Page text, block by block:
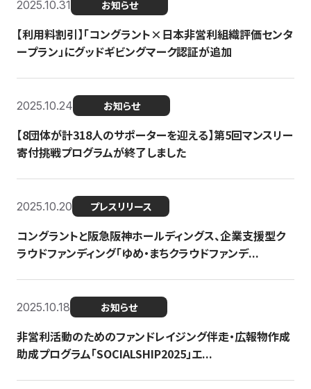
2025.10.31 お知らせ
【利用料割引】「コングラント×日本非営利組織評価センタ
ープラン」にグッドギビングマーク認証が追加
2025.10.24 お知らせ
【8団体が計318人のサポーターを迎える】​​第5回マンスリー
寄付挑戦プログラムが終了しました
2025.10.20 プレスリリース
コングラントと阪急阪神ホールディングス、企業支援型ク
ラウドファンディング「ゆめ・まちクラウドファンデ...
2025.10.18 お知らせ
非営利活動のためのファンドレイジング伴走・広報物作成
助成プログラム「SOCIALSHIP2025」エ...